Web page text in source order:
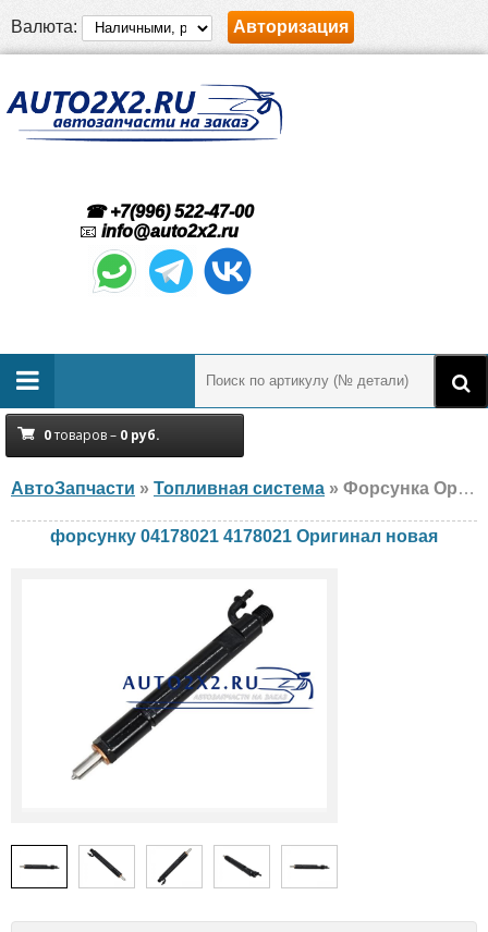
Валюта: Авторизация
☎ +7(996) 522-47-00
📧 info@auto2x2.ru
0товаров – 0 руб.
АвтоЗапчасти » Топливная система » Форсунка Оригинал 04178021 4178021 DEUTZ-FAHR, Terex, Atlas, новая
форсунку 04178021 4178021 Оригинал новая